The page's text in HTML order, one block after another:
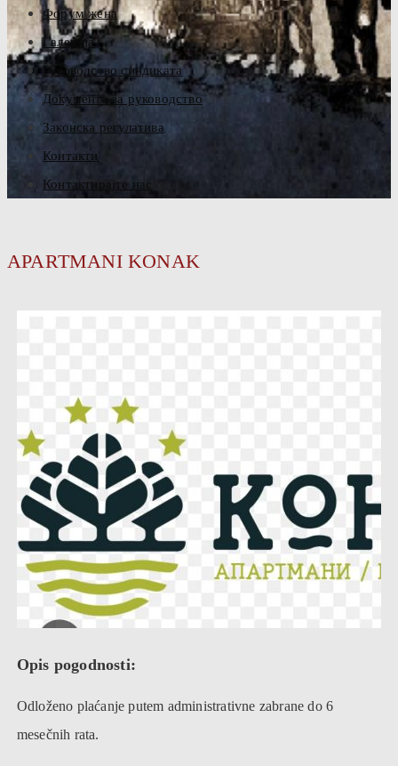
Форум жена
Галерија
Руководство синдиката
Документа за руководство
Законска регулатива
Контакти
Контактирајте нас
APARTMANI KONAK
Opis pogodnosti:
Odloženo plaćanje putem administrativne zabrane do 6
mesečnih rata.